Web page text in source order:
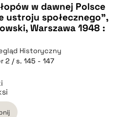
w dawnej Polsce
ustroju społecznego",
Warszawa 1948 :
Historyczny
2 / s. 145 - 147